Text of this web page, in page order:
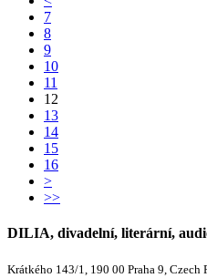
7
8
9
10
11
12
13
14
15
16
>
>>
DILIA, divadelní, literární,
Krátkého 143/1, 190 00 Praha 9, Czech